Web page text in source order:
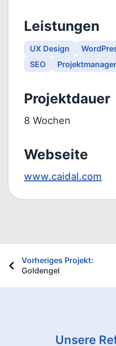
Leistungen
UX Design
SEO
Projektdauer
8 Wochen
Webseite
www.caidal.com
Vorheriges Projekt:
Goldengel
Unsere